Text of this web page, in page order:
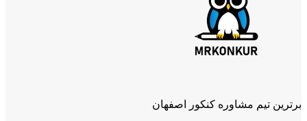
برترین تیم مشاوره کنکور اصفهان